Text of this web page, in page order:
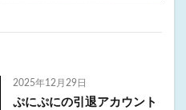
2025年12月29日
ぷにぷにの引退アカウント